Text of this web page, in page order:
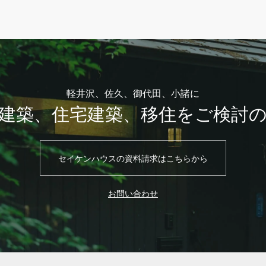
軽井沢、佐久、御代田、小諸に
築、住宅建築、移住をご検討
セイケンハウスの資料請求はこちらから
お問い合わせ